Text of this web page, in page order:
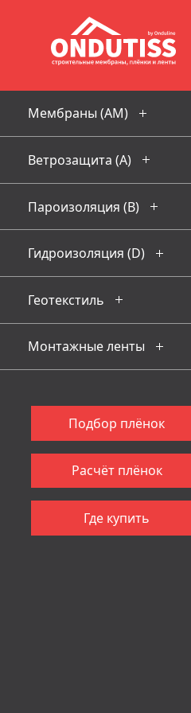
Мембраны (AM)
Ветрозащита (А)
Пароизоляция (В)
Гидроизоляция (D)
Геотекстиль
Монтажные ленты
Подбор плёнок
Расчёт плёнок
Где купить